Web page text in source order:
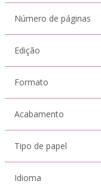
Número de páginas
Edição
Formato
Acabamento
Tipo de papel
Idioma